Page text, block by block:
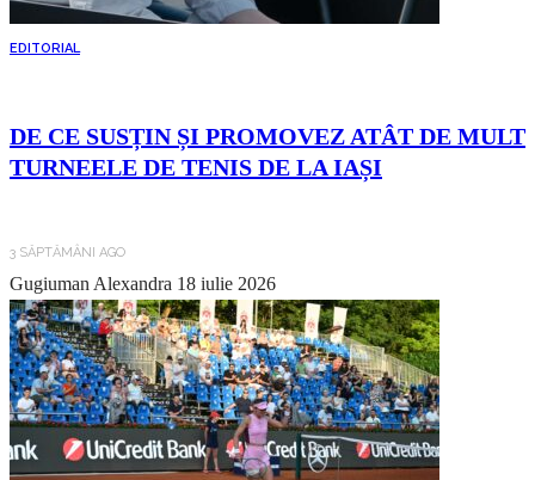
EDITORIAL
DE CE SUSȚIN ȘI PROMOVEZ ATÂT DE MULT
TURNEELE DE TENIS DE LA IAȘI
3 SĂPTĂMÂNI AGO
Gugiuman Alexandra 18 iulie 2026